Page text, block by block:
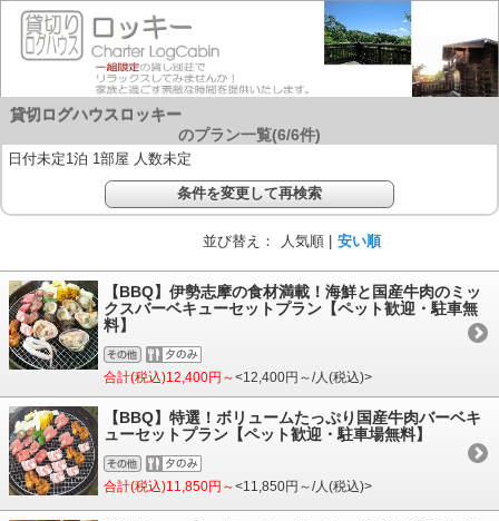
貸切ログハウスロッキー
のプラン一覧(6/6件)
日付未定1泊 1部屋 人数未定
条件を変更して再検索
並び替え： 人気順 | 安い順
【BBQ】伊勢志摩の食材満載！海鮮と国産牛肉のミッ
クスバーベキューセットプラン【ペット歓迎・駐車無
料】
合計(税込)12,400円～<12,400円～/人(税込)>
【BBQ】特選！ボリュームたっぷり国産牛肉バーベキ
ューセットプラン【ペット歓迎・駐車場無料】
合計(税込)11,850円～<11,850円～/人(税込)>